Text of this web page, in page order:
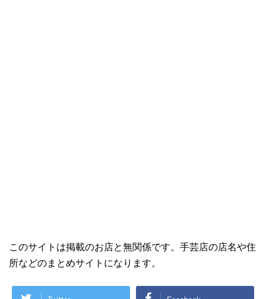
このサイトは掲載のお店と無関係です。手芸店の店名や住
所などのまとめサイトになります。